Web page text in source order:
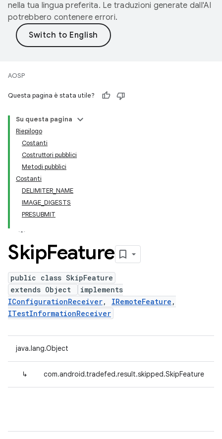
nella tua lingua preferita. Le traduzioni generate dall'AI
potrebbero contenere errori.
AOSP
Questa pagina è stata utile?
Su questa pagina
Riepilogo
Costanti
Costruttori pubblici
Metodi pubblici
Costanti
DELIMITER_NAME
IMAGE_DIGESTS
PRESUBMIT
SkipFeature
public class SkipFeature
extends Object
implements
IConfigurationReceiver, IRemoteFeature ,
ITestInformationReceiver
java.lang.Object
↳ com.android.tradefed.result.skipped.SkipFeature